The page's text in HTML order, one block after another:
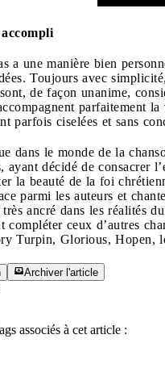
a une manière bien
Toujours avec
de façon unanime,
parfaitement
parfois ciselées et sans
dans le monde de la
ayant décidé de consacrer
la beauté de la foi
parmi les auteurs et
ancré dans les réalités
compléter ceux d’autres
Turpin, Glorious, Hopen,
Archiver l'article
associés à cet article :